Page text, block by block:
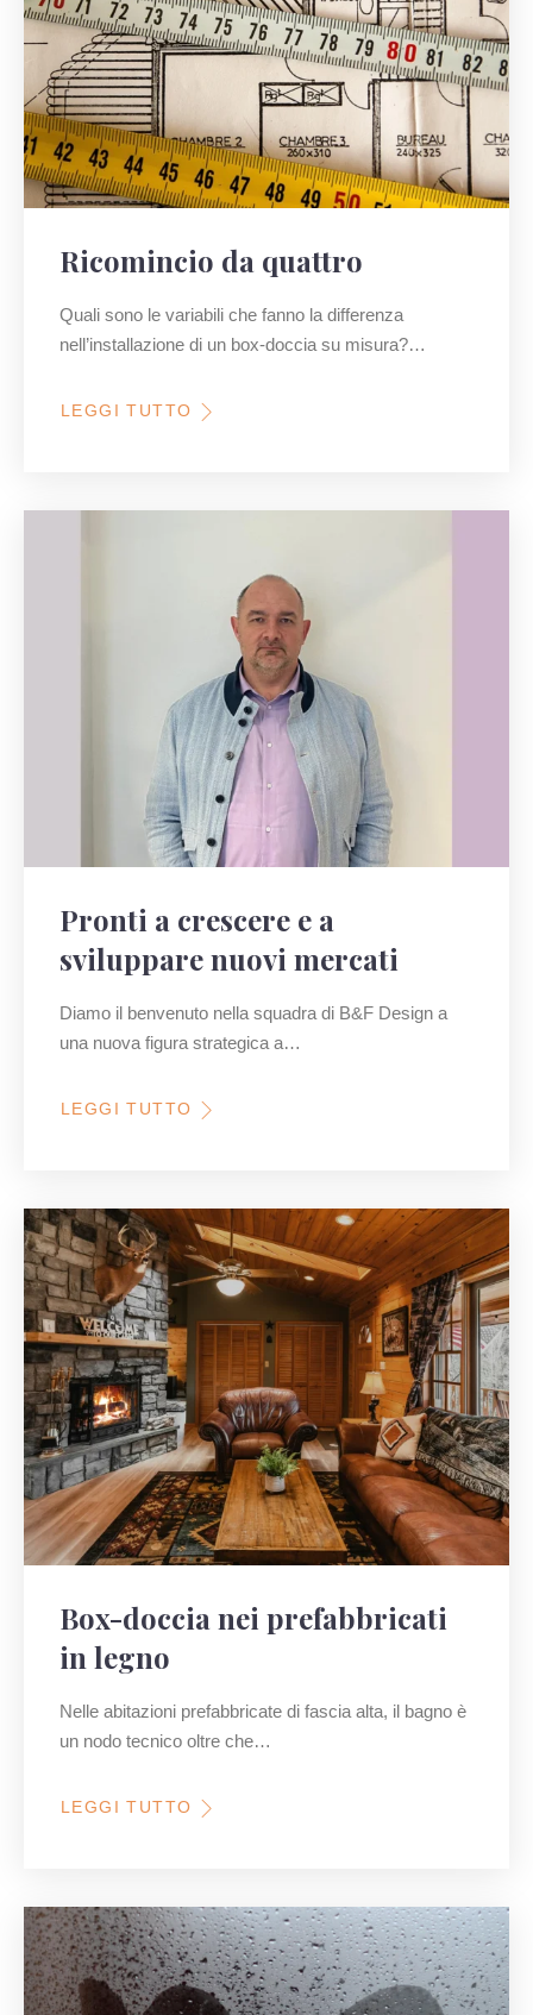
Ricomincio da quattro
Quali sono le variabili che fanno la differenza
nell’installazione di un box-doccia su misura?…
LEGGI TUTTO
Pronti a crescere e a
sviluppare nuovi mercati
Diamo il benvenuto nella squadra di B&F Design a
una nuova figura strategica a…
LEGGI TUTTO
Box-doccia nei prefabbricati
in legno
Nelle abitazioni prefabbricate di fascia alta, il bagno è
un nodo tecnico oltre che…
LEGGI TUTTO